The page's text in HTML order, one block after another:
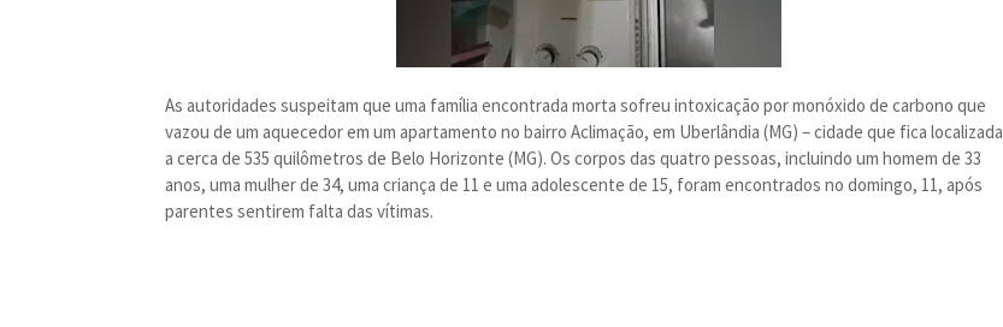
As autoridades suspeitam que uma família encontrada morta sofreu intoxicação por monóxido de carbono que
vazou de um aquecedor em um apartamento no bairro Aclimação, em Uberlândia (MG) – cidade que fica localizada
a cerca de 535 quilômetros de Belo Horizonte (MG). Os corpos das quatro pessoas, incluindo um homem de 33
anos, uma mulher de 34, uma criança de 11 e uma adolescente de 15, foram encontrados no domingo, 11, após
parentes sentirem falta das vítimas.